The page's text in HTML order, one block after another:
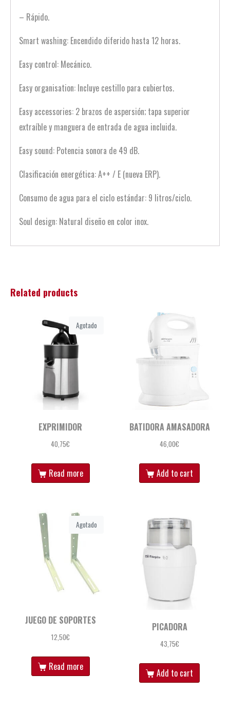
– Rápido.
Smart washing: Encendido diferido hasta 12 horas.
Easy control: Mecánico.
Easy organisation: Incluye cestillo para cubiertos.
Easy accessories: 2 brazos de aspersión; tapa superior
extraíble y manguera de entrada de agua incluida.
Easy sound: Potencia sonora de 49 dB.
Clasificación energética: A++ / E (nueva ERP).
Consumo de agua para el ciclo estándar: 9 litros/ciclo.
Soul design: Natural diseño en color inox.
Related products
Agotado
EXPRIMIDOR
40,75€
Read more
BATIDORA AMASADORA
46,00€
Add to cart
Agotado
JUEGO DE SOPORTES
12,50€
Read more
PICADORA
43,75€
Add to cart